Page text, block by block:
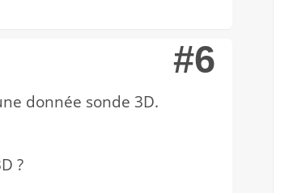
#6
donnée sonde 3D.
?